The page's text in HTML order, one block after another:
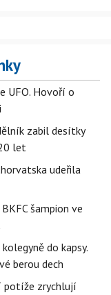
UFO. Hovoří o
zabil desítky
let
udeřila
šampion ve
do kapsy.
berou dech
potíže zrychlují